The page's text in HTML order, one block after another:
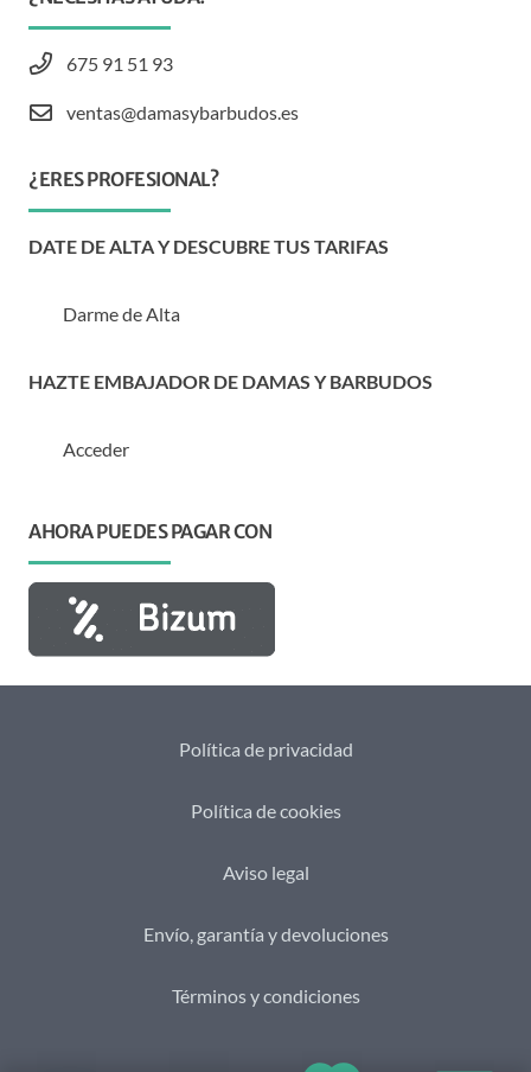
675 91 51 93
ventas@damasybarbudos.es
¿ERES PROFESIONAL?
DATE DE ALTA Y DESCUBRE TUS TARIFAS
Darme de Alta
HAZTE EMBAJADOR DE DAMAS Y BARBUDOS
Acceder
AHORA PUEDES PAGAR CON
Política de privacidad
Política de cookies
Aviso legal
Envío, garantía y devoluciones
Términos y condiciones